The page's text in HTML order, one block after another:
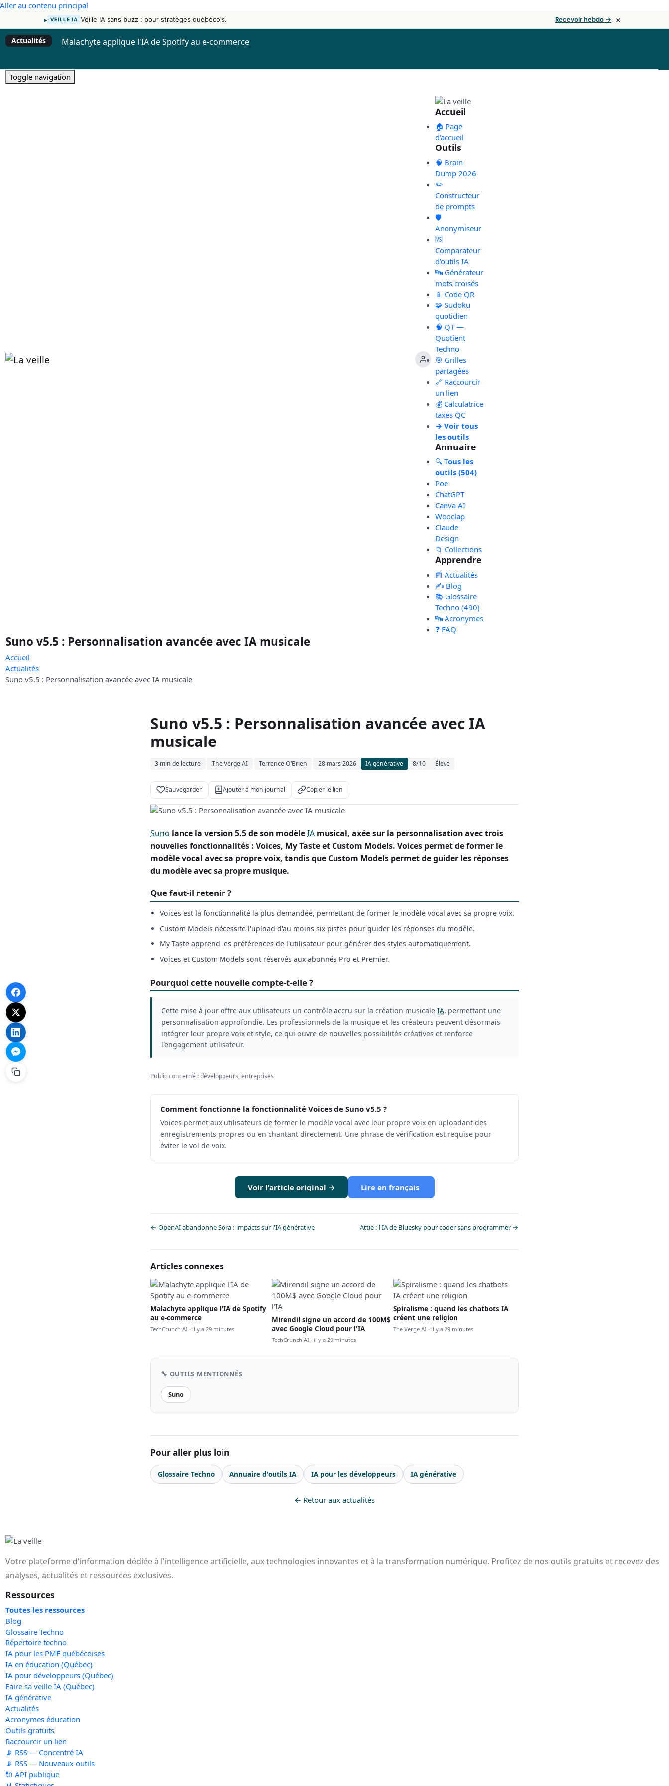
Aller au contenu principal
▸ VEILLE IA Veille IA sans buzz : pour stratèges québécois. Recevoir hebdo → ×
Actualités Malachyte applique l'IA de Spotify au e-commerce
Toggle navigation
Accueil
🏠 Page
d'accueil
Outils
🧠 Brain
Dump 2026
✏️
Constructeur
de prompts
🛡️
Anonymiseur
🆚
Comparateur
d'outils IA
🔤 Générateur
mots croisés
📱 Code QR
🧩 Sudoku
quotidien
🧠 QT —
Quotient
Techno
🎯 Grilles
partagées
🔗 Raccourcir
un lien
💰 Calculatrice
taxes QC
→ Voir tous
les outils
Annuaire
🔍Tous les
outils (504)
Poe
ChatGPT
Canva AI
Wooclap
Claude
Design
📁 Collections
Apprendre
📰 Actualités
✍️ Blog
📚 Glossaire
Techno (490)
🔤 Acronymes
❓ FAQ
Suno v5.5 : Personnalisation avancée avec IA musicale
Accueil
Actualités
Suno v5.5 : Personnalisation avancée avec IA musicale
Suno v5.5 : Personnalisation avancée avec IA
musicale
3 min de lecture · The Verge AI · Terrence O’Brien · 28 mars 2026 IA générative 8/10 Élevé
Sauvegarder Ajouter à mon journal Copier le lien
Suno lance la version 5.5 de son modèleIA musical, axée sur la personnalisation avec trois
nouvelles fonctionnalités : Voices, My Taste et Custom Models. Voices permet de former le
modèle vocal avec sa propre voix, tandis que Custom Models permet de guider les réponses
du modèle avec sa propre musique.
Que faut-il retenir ?
Voices est la fonctionnalité la plus demandée, permettant de former le modèle vocal avec sa propre voix.
Custom Models nécessite l'upload d'au moins six pistes pour guider les réponses du modèle.
My Taste apprend les préférences de l'utilisateur pour générer des styles automatiquement.
Voices et Custom Models sont réservés aux abonnés Pro et Premier.
Pourquoi cette nouvelle compte-t-elle ?
Cette mise à jour offre aux utilisateurs un contrôle accru sur la création musicale IA, permettant une
personnalisation approfondie. Les professionnels de la musique et les créateurs peuvent désormais
intégrer leur propre voix et style, ce qui ouvre de nouvelles possibilités créatives et renforce
l'engagement utilisateur.
Public concerné : développeurs, entreprises
Comment fonctionne la fonctionnalité Voices de Suno v5.5 ?
Voices permet aux utilisateurs de former le modèle vocal avec leur propre voix en uploadant des
enregistrements propres ou en chantant directement. Une phrase de vérification est requise pour
éviter le vol de voix.
Voir l'article original → Lire en français
← OpenAI abandonne Sora : impacts sur l'IA générative Attie : l'IA de Bluesky pour coder sans programmer →
Articles connexes
Malachyte applique l'IA de Spotify
au e-commerce
TechCrunch AI · il y a 29 minutes
Mirendil signe un accord de 100M$
avec Google Cloud pour l'IA
TechCrunch AI · il y a 29 minutes
Spiralisme : quand les chatbots IA
créent une religion
The Verge AI · il y a 29 minutes
🔧 OUTILS MENTIONNÉS
Suno
Pour aller plus loin
Glossaire Techno Annuaire d'outils IA IA pour les développeurs IA générative
← Retour aux actualités
Votre plateforme d'information dédiée à l'intelligence artificielle, aux technologies innovantes et à la transformation numérique. Profitez de nos outils gratuits et recevez des
analyses, actualités et ressources exclusives.
Ressources
Toutes les ressources
Blog
Glossaire Techno
Répertoire techno
IA pour les PME québécoises
IA en éducation (Québec)
IA pour développeurs (Québec)
Faire sa veille IA (Québec)
IA générative
Actualités
Acronymes éducation
Outils gratuits
Raccourcir un lien
📡 RSS — Concentré IA
📡 RSS — Nouveaux outils
🔌 API publique